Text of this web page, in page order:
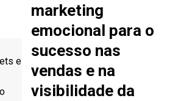
marketing
emocional para o
sucesso nas
vendas e na
visibilidade da